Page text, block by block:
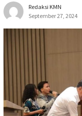
Redaksi KMN
September 27, 2024